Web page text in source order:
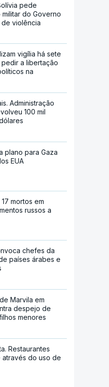
pede
do Governo
violência
vigília há sete
a libertação
na
Administração
100 mil
plano para Gaza
EUA
mortos em
russos a
chefes da
países árabes e
Marvila em
despejo de
menores
Restaurantes
através do uso de